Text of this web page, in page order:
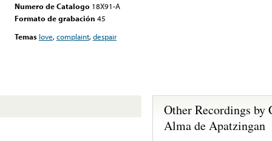
Numero de Catalogo 18X91-A
Formato de grabación 45
Temas love,complaint,despair
Other Recordings by
Alma de Apatzingan